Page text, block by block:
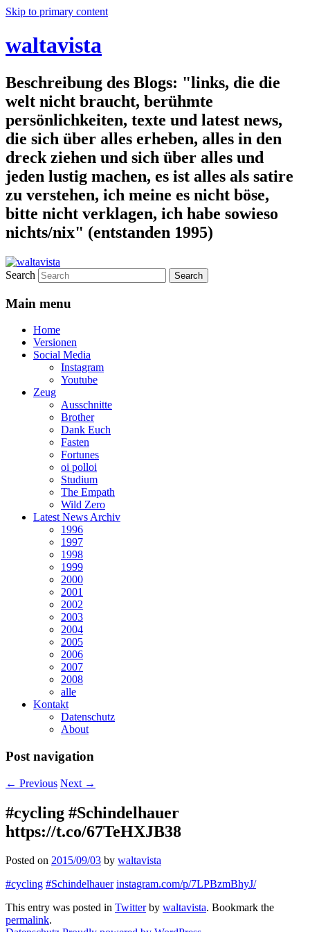
Skip to primary content
waltavista
Beschreibung des Blogs: "links, die die
welt nicht braucht, berühmte
persönlichkeiten, texte und latest news,
die sich über alles erheben, alles in den
dreck ziehen und sich über alles und
jeden lustig machen, es ist alles als satire
zu verstehen, ich meine es nicht böse,
bitte nicht verklagen, ich habe sowieso
nichts/nix" (entstanden 1995)
Search
Main menu
Home
Versionen
Social Media
Instagram
Youtube
Zeug
Ausschnitte
Brother
Dank Euch
Fasten
Fortunes
oi polloi
Studium
The Empath
Wild Zero
Latest News Archiv
1996
1997
1998
1999
2000
2001
2002
2003
2004
2005
2006
2007
2008
alle
Kontakt
Datenschutz
About
Post navigation
← Previous Next →
#cycling #Schindelhauer
https://t.co/67TeHXJB38
Posted on 2015/09/03 by waltavista
#cycling #Schindelhauer instagram.com/p/7LPBzmBhyJ/
This entry was posted in Twitterby waltavista. Bookmark the
permalink.